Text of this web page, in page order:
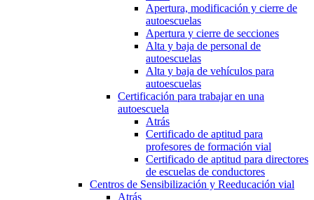
Apertura, modificación y cierre de
autoescuelas
Apertura y cierre de secciones
Alta y baja de personal de
autoescuelas
Alta y baja de vehículos para
autoescuelas
Certificación para trabajar en una
autoescuela
Atrás
Certificado de aptitud para
profesores de formación vial
Certificado de aptitud para directores
de escuelas de conductores
Centros de Sensibilización y Reeducación vial
Atrás